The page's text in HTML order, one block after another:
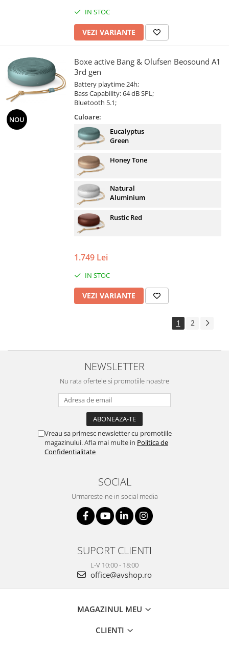
IN STOC
VEZI VARIANTE
NOU
Boxe active Bang & Olufsen Beosound A1
3rd gen
Battery playtime 24h;
Bass Capability: 64 dB SPL;
Bluetooth 5.1;
Culoare:
Eucalyptus
Green
Honey Tone
Natural
Aluminium
Rustic Red
1.749 Lei
IN STOC
VEZI VARIANTE
1 2
NEWSLETTER
Nu rata ofertele si promotiile noastre
Vreau sa primesc newsletter cu promotiile
magazinului. Afla mai multe in Politica de
Confidentialitate
SOCIAL
Urmareste-ne in social media
SUPORT CLIENTI
L-V 10:00 - 18:00
office@avshop.ro
MAGAZINUL MEU
CLIENTI